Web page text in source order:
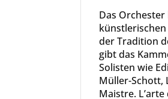
Das Orchester
der Tradition
gibt das
Solisten wie
Müller-Schott,
Maistre.